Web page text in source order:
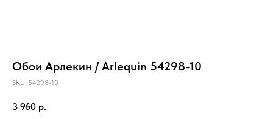
Обои Арлекин / Arlequin 54298-10
SKU: 54298-10
3 960 р.